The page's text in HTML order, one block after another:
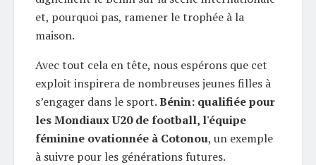
et, pourquoi pas, ramener le trophée à la
maison.
Avec tout cela en tête, nous espérons que cet
exploit inspirera de nombreuses jeunes filles à
s’engager dans le sport.Bénin: qualifiée pour
les Mondiaux U20 de football, l'équipe
féminine ovationnée à Cotonou, un exemple
à suivre pour les générations futures.